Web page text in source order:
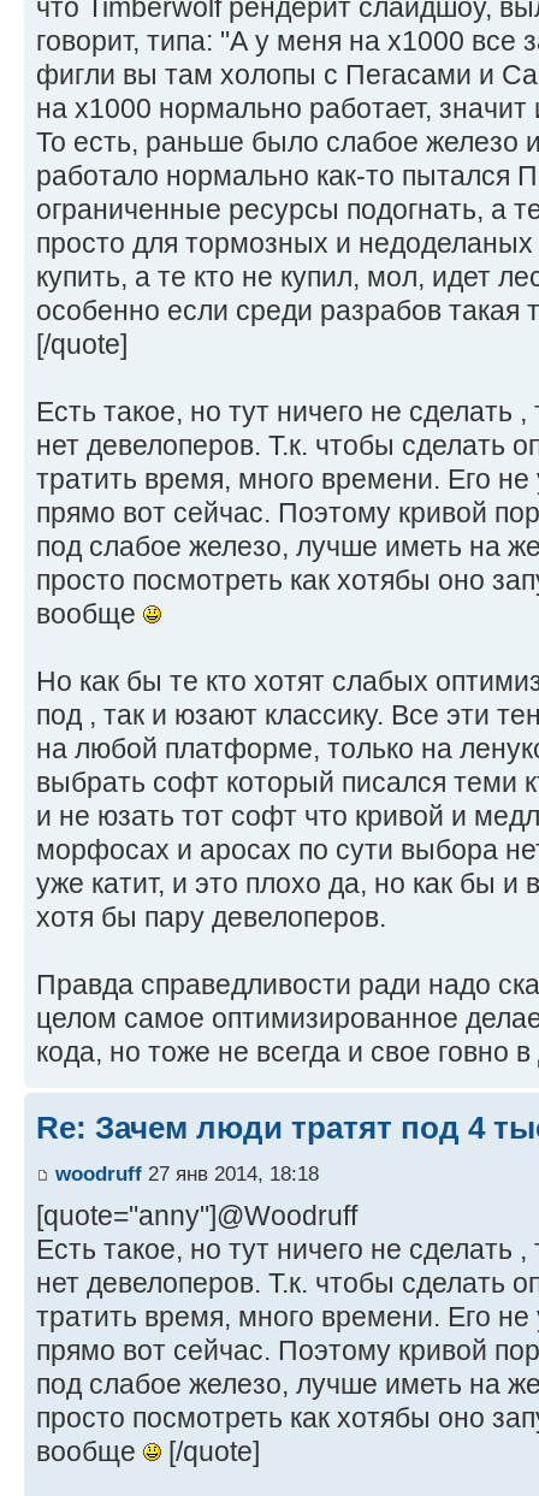
что Timberwolf рендерит слайдшоу,
говорит, типа: "А у меня на x1000 все
фигли вы там холопы с Пегасами и
на x1000 нормально работает, значит
То есть, раньше было слабое железо
работало нормально как-то пытался
ограниченные ресурсы подогнать, а
просто для тормозных и
купить, а те кто не купил, мол, идет
особенно если среди разрабов такая
[/quote]
Есть такое, но тут ничего не сделать
нет девелоперов. Т.к. чтобы сделать
тратить время, много времени. Его не
прямо вот сейчас. Поэтому кривой
под слабое железо, лучше иметь на
просто посмотреть как хотябы оно
вообще
Но как бы те кто хотят слабых
под , так и юзают классику. Все эти
на любой платформе, только на
выбрать софт который писался теми
и не юзать тот софт что кривой и
морфосах и аросах по сути выбора
уже катит, и это плохо да, но как бы
хотя бы пару девелоперов.
Правда справедливости ради надо
целом самое оптимизированное
кода, но тоже не всегда и свое говно
Re: Зачем люди тратят под 4
woodruff 27 янв 2014, 18:18
[quote="anny"]@Woodruff
Есть такое, но тут ничего не сделать
нет девелоперов. Т.к. чтобы сделать
тратить время, много времени. Его не
прямо вот сейчас. Поэтому кривой
под слабое железо, лучше иметь на
просто посмотреть как хотябы оно
вообще
[/quote]